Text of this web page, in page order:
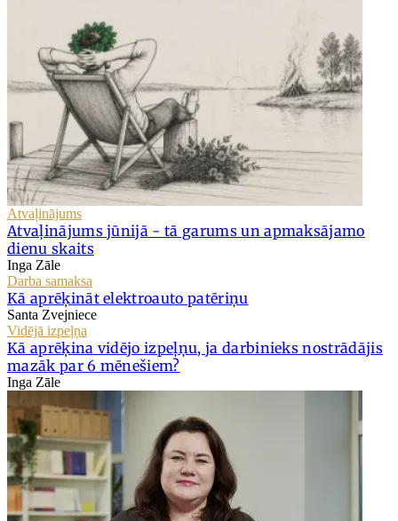
Atvaļinājums
Atvaļinājums jūnijā - tā garums un apmaksājamo
dienu skaits
Inga Zāle
Darba samaksa
Kā aprēķināt elektroauto patēriņu
Santa Zvejniece
Vidējā izpeļņa
Kā aprēķina vidējo izpeļņu, ja darbinieks nostrādājis
mazāk par 6 mēnešiem?
Inga Zāle